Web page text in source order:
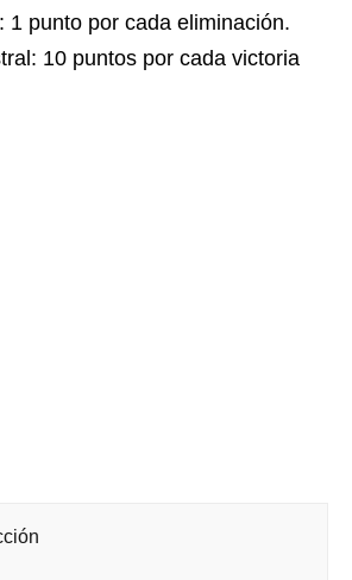
1 punto por cada eliminación.
10 puntos por cada victoria